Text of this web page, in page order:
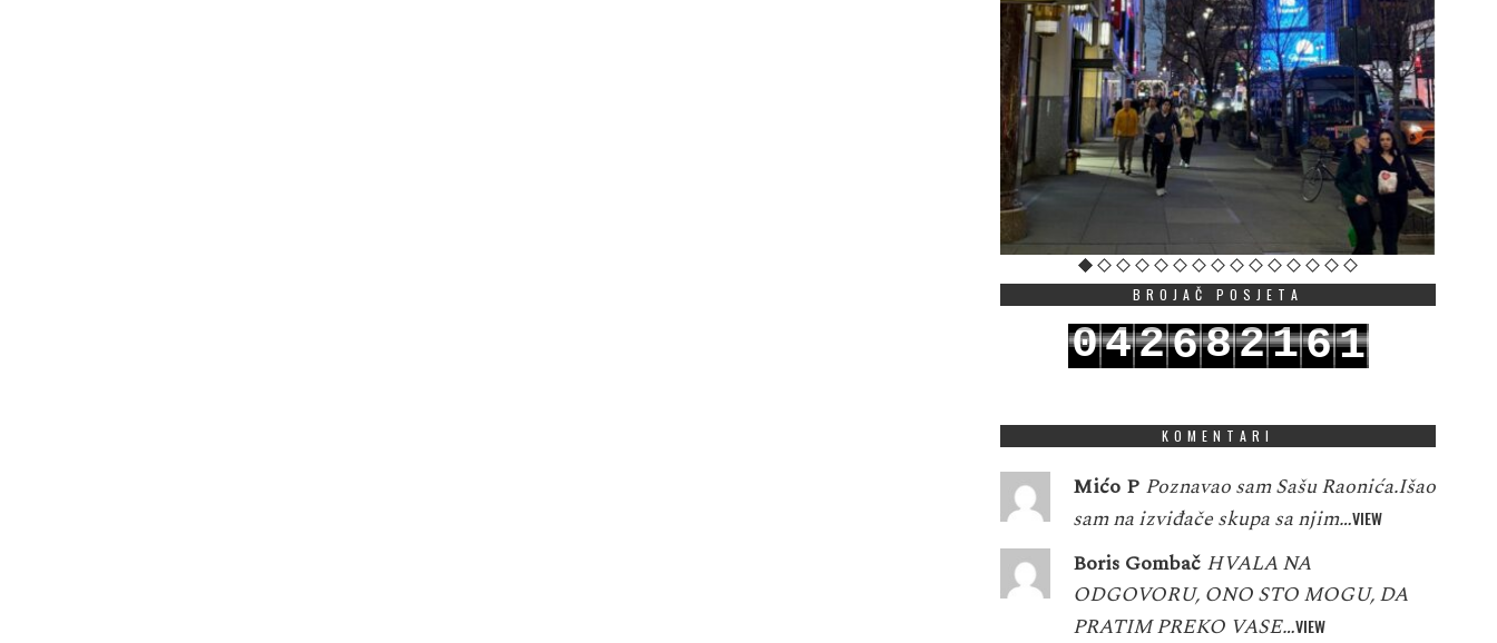
BROJAČ POSJETA
042682161
KOMENTARI
Mićo P Poznavao sam Sašu Raonića.Išao
sam na izviđače skupa sa njim…VIEW
Boris Gombač HVALA NA
ODGOVORU, ONO STO MOGU, DA
PRATIM PREKO VASE…VIEW